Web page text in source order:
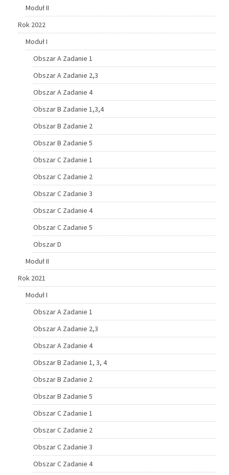
Moduł II
Rok 2022
Moduł I
Obszar A Zadanie 1
Obszar A Zadanie 2,3
Obszar A Zadanie 4
Obszar B Zadanie 1,3,4
Obszar B Zadanie 2
Obszar B Zadanie 5
Obszar C Zadanie 1
Obszar C Zadanie 2
Obszar C Zadanie 3
Obszar C Zadanie 4
Obszar C Zadanie 5
Obszar D
Moduł II
Rok 2021
Moduł I
Obszar A Zadanie 1
Obszar A Zadanie 2,3
Obszar A Zadanie 4
Obszar B Zadanie 1, 3, 4
Obszar B Zadanie 2
Obszar B Zadanie 5
Obszar C Zadanie 1
Obszar C Zadanie 2
Obszar C Zadanie 3
Obszar C Zadanie 4